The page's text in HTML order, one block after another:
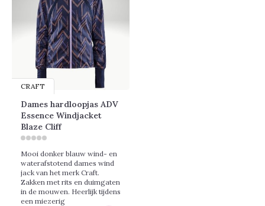
CRAFT
Dames hardloopjas ADV
Essence Windjacket
Blaze Cliff
Mooi donker blauw wind- en
waterafstotend dames wind
jack van het merk Craft.
Zakken met rits en duimgaten
in de mouwen. Heerlijk tijdens
een miezerig